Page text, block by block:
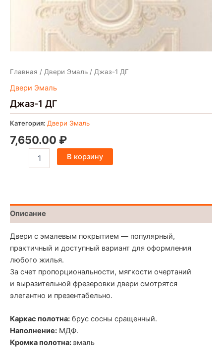
Главная / Двери Эмаль / Джаз-1 ДГ
Двери Эмаль
Джаз-1 ДГ
Категория: Двери Эмаль
7,650.00 ₽
В корзину
Описание
Двери с эмалевым покрытием — популярный,
практичный и доступный вариант для оформления
любого жилья.
За счет пропорциональности, мягкости очертаний
и выразительной фрезеровки двери смотрятся
элегантно и презентабельно.
Каркас полотна: брус сосны сращенный.
Наполнение: МДФ.
Кромка полотна:эмаль